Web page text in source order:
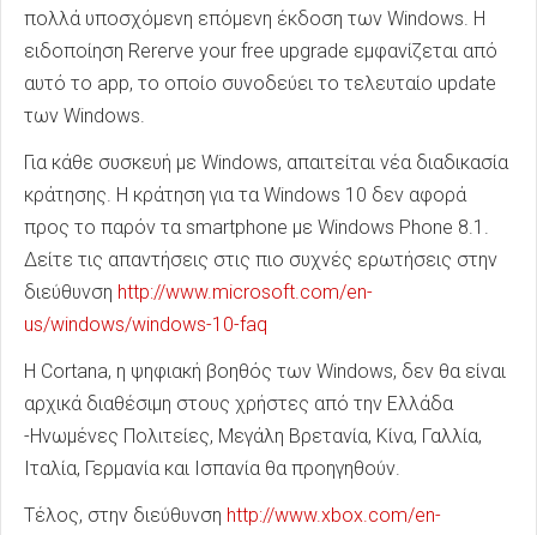
πολλά υποσχόμενη επόμενη έκδοση των Windows. H
ειδοποίηση Rererve your free upgrade εμφανίζεται από
αυτό το app, το οποίο συνοδεύει το τελευταίο update
των Windows.
Για κάθε συσκευή με Windows, απαιτείται νέα διαδικασία
κράτησης. Η κράτηση για τα Windows 10 δεν αφορά
προς το παρόν τα smartphone με Windows Phone 8.1.
Δείτε τις απαντήσεις στις πιο συχνές ερωτήσεις στην
διεύθυνση http://www.microsoft.com/en-
us/windows/windows-10-faq
H Cortana, η ψηφιακή βοηθός των Windows, δεν θα είναι
αρχικά διαθέσιμη στους χρήστες από την Ελλάδα
-Ηνωμένες Πολιτείες, Μεγάλη Βρετανία, Κίνα, Γαλλία,
Ιταλία, Γερμανία και Ισπανία θα προηγηθούν.
Τέλος, στην διεύθυνση http://www.xbox.com/en-